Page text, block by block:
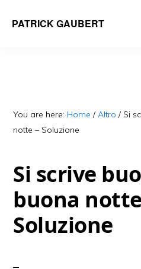
PATRICK GAUBERT
You are here: Home / Altro / Si
notte​ – Soluzione
Si scrive
buona
Soluzione